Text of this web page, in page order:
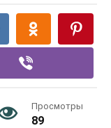
Просмотры
89